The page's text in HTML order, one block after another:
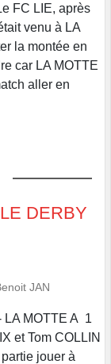
FC LIE, après
venu à LA
la montée en
car LA MOTTE
aller en
DERBY
JAN
LA MOTTE A 1
et Tom COLLIN
jouer à